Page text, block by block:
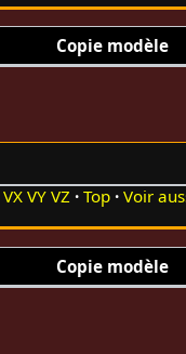
Copie modèle
VX VY VZ Top Voir
Copie modèle